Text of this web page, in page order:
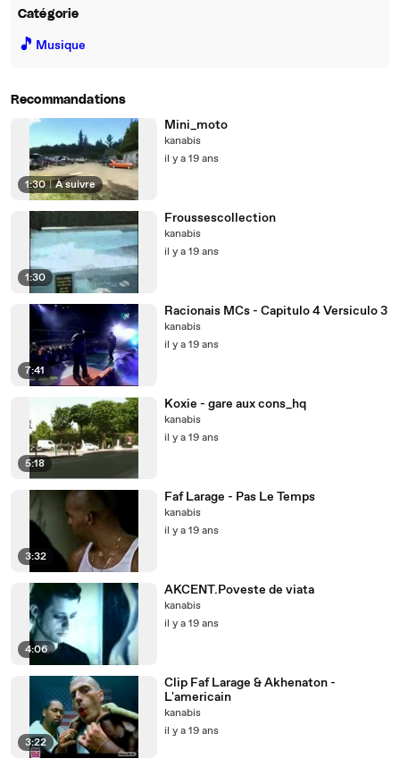
Catégorie
🎵 Musique
Recommandations
1:30 | À suivre
Mini_moto
kanabis
il y a 19 ans
1:30
Froussescollection
kanabis
il y a 19 ans
7:41
Racionais MCs - Capitulo 4 Versiculo 3
kanabis
il y a 19 ans
5:18
Koxie - gare aux cons_hq
kanabis
il y a 19 ans
3:32
Faf Larage - Pas Le Temps
kanabis
il y a 19 ans
4:06
AKCENT.Poveste de viata
kanabis
il y a 19 ans
3:22
Clip Faf Larage & Akhenaton -
L'americain
kanabis
il y a 19 ans